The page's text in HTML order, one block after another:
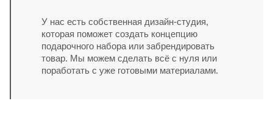
У нас есть собственная дизайн-студия,
которая поможет создать концепцию
подарочного набора или забрендировать
товар. Мы можем сделать всё с нуля или
поработать с уже готовыми материалами.